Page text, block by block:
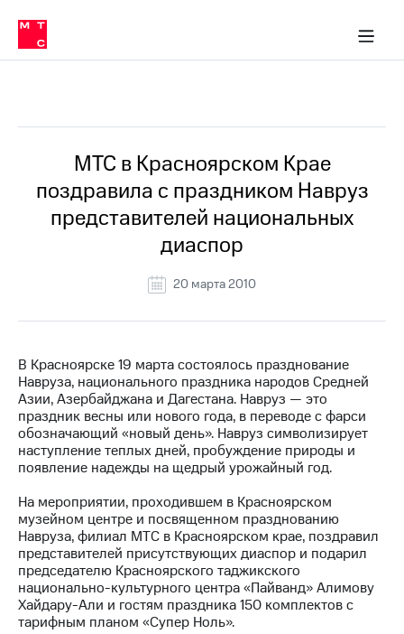
Медиа-центр
и акционерам
Устойчивое развитие
Комплаенс и деловая этика
компании
Карьера
История
компании
Руководство
информация
Медиа-центр
Пресс-
релизы
МТС
о технологиях
Интервью
Финансовая
отчетность
Контакты
в МТС
Пресс-
релизы
МТС
о технологиях
МТС в Красноярском Крае
поздравила с праздником Навруз
представителей национальных
диаспор
20 марта 2010
В Красноярске 19 марта состоялось празднование
Навруза, национального праздника народов Средней
Азии, Азербайджана и Дагестана. Навруз — это
праздник весны или нового года, в переводе с фарси
обозначающий «новый день». Навруз символизирует
наступление теплых дней, пробуждение природы и
появление надежды на щедрый урожайный год.
На мероприятии, проходившем в Красноярском
музейном центре и посвященном празднованию
Навруза, филиал МТС в Красноярском крае, поздравил
представителей присутствующих диаспор и подарил
председателю Красноярского таджикского
национально-культурного центра «Пайванд» Алимову
Хайдару-Али и гостям праздника 150 комплектов с
тарифным планом «Супер Ноль».